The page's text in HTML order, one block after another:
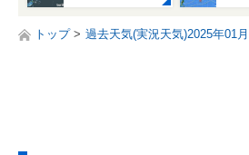
トップ 過去天気(実況天気)2025年01月